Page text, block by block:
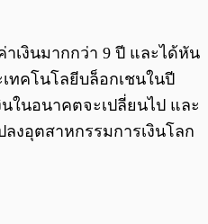
เงินมากกว่า 9 ปี และได้หัน
ทคโนโลยีบล็อกเชนในปี
นในอนาคตจะเปลี่ยนไป และ
ลงอุตสาหกรรมการเงินโลก